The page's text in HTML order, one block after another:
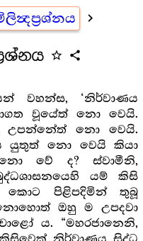
navigate_next
star_outline share
වහන්ස, ‘නිර්වාණය
වූයේත් නො වෙයි.
උපන්නේත් නො වෙයි.
යුතුත් නො වෙයි කියා
වේ ද? ස්වාමීනි,
යම් කිසි
කොට පිළිපදිමින් තුබූ
ඔහු ම උපදවා
ය. “මහරජානෙනි,